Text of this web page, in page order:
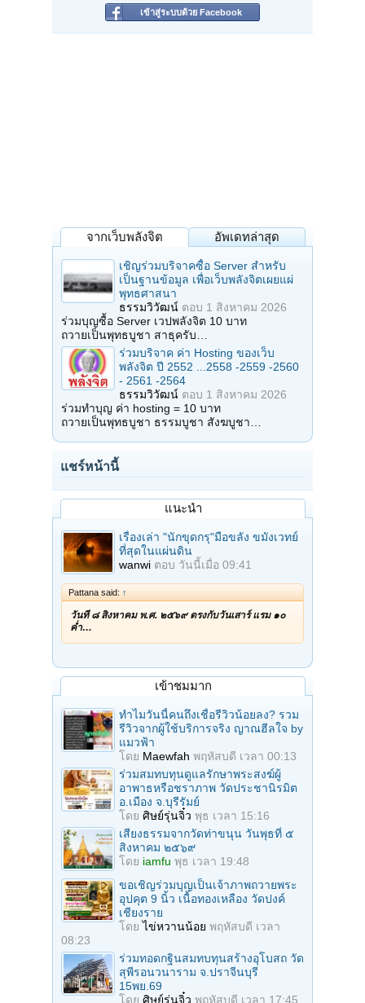
เข้าสู่ระบบด้วย Facebook
จากเว็บพลังจิต อัพเดทล่าสุด
เชิญร่วมบริจาคซื้อ Server สำหรับ
เป็นฐานข้อมูล เพื่อเว็บพลังจิตเผยแผ่
พุทธศาสนา
ธรรมวิวัฒน์ ตอบ 1 สิงหาคม 2026
ร่วมบุญซื้อ Server เวปพลังจิต 10 บาท
ถวายเป็นพุทธบูชา สาธุครับ…
ร่วมบริจาค ค่า Hosting ของเว็บ
พลังจิต ปี 2552 ...2558 -2559 -2560
- 2561 -2564
ธรรมวิวัฒน์ ตอบ 1 สิงหาคม 2026
ร่วมทำบุญ ค่า hosting = 10 บาท
ถวายเป็นพุทธบูชา ธรรมบูชา สังฆบูชา…
แชร์หน้านี้
แนะนำ
เรื่องเล่า "นักขุดกรุ"มือขลัง ขมังเวทย์
ที่สุดในแผ่นดิน
wanwi ตอบ วันนี้เมื่อ 09:41
Pattana said: ↑
วันที่ ๘ สิงหาคม พ.ศ. ๒๕๖๙ ตรงกับวันเสาร์ แรม ๑๐
ค่ำ…
เข้าชมมาก
ทำไมวันนี้คนถึงเชื่อรีวิวน้อยลง? รวม
รีวิวจากผู้ใช้บริการจริง ญาณฮีลใจ by
แมวฟ้า
โดย Maewfah พฤหัสบดี เวลา 00:13
ร่วมสมทบทุนดูแลรักษาพระสงฆ์ผู้
อาพาธหรือชราภาพ วัดประชานิรมิต
อ.เมือง จ.บุรีรัมย์
โดย ศิษย์รุ่นจิ๋ว พุธ เวลา 15:16
เสียงธรรมจากวัดท่าขนุน วันพุธที่ ๕
สิงหาคม ๒๕๖๙
โดย iamfu พุธ เวลา 19:48
ขอเชิญร่วมบุญเป็นเจ้าภาพถวายพระ
อุปคุต 9 นิ้ว เนื้อทองเหลือง วัดปงค์
เชียงราย
โดยไข่หวานน้อย พฤหัสบดี เวลา
08:23
ร่วมทอดกฐินสมทบทุนสร้างอุโบสถ วัด
สุพีรอนวนาราม จ.ปราจีนบุรี
15พย.69
โดย ศิษย์รุ่นจิ๋ว พฤหัสบดี เวลา 17:45